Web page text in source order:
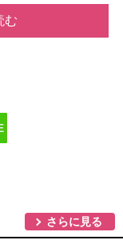
む
さらに見る